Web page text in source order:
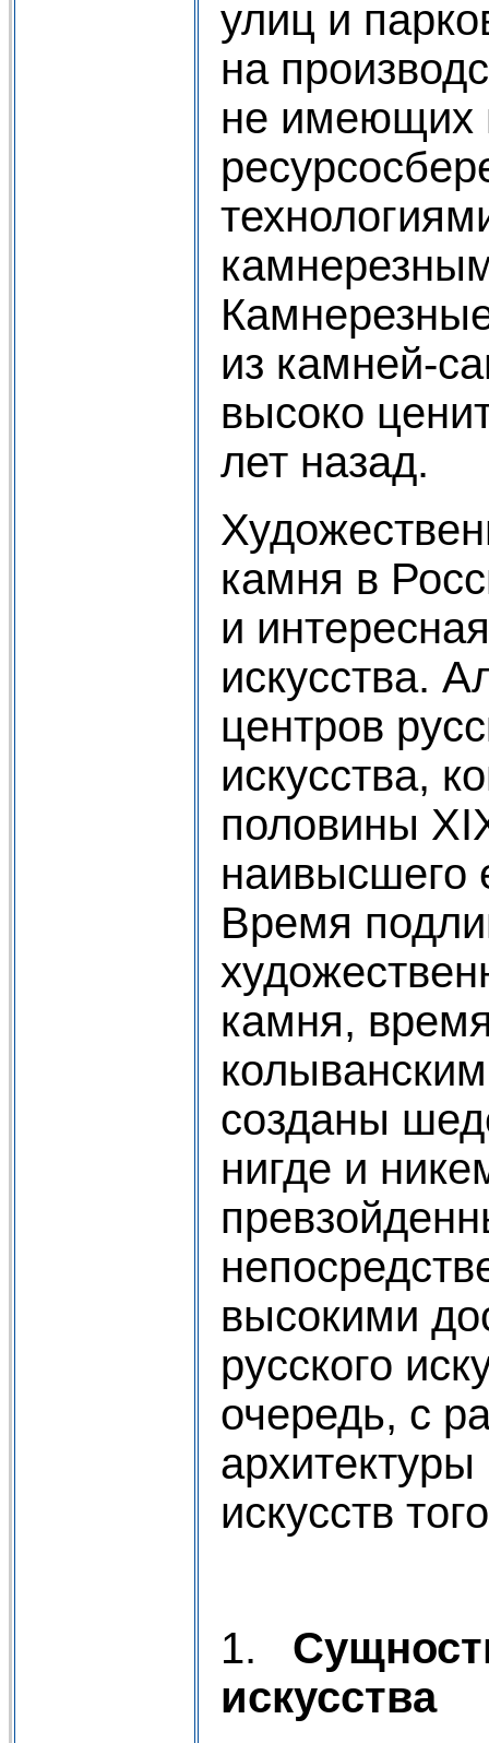
улиц и
на
не имеющих
из камней-
высоко
лет назад.
камня в
и
искусства.
центров
искусства,
половины
наивысшего
Время
камня,
созданы
нигде и
высокими
русского
очередь, с
искусств
1.
искусства